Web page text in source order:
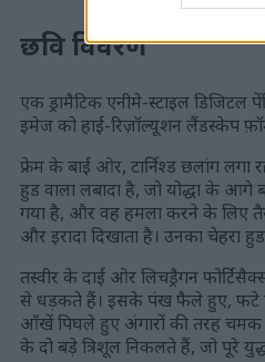
छवि विवरण
एक ड्रामैटिक एनीमे-स्टाइल डिजिटल
इमेज को हाई-रिज़ॉल्यूशन लैंडस्केप
फ्रेम के बाईं ओर, टार्निश्ड छलांग लगा
हुड वाला लबादा है, जो योद्धा के
गया है, और वह हमला करने के लिए
और इरादा दिखाता है। उनका
तस्वीर के दाईं ओर लिचड्रैगन
से धड़कते हैं। इसके पंख फैले हुए, फटे
आँखें पिघले हुए अंगारों की तरह
के दो बड़े त्रिशूल निकलते हैं, जो पूरे